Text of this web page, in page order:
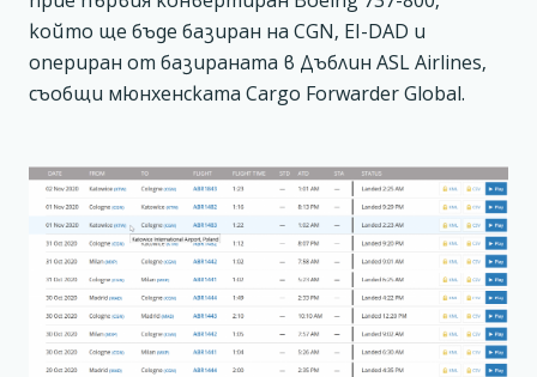
който ще бъде базиран на CGN, EI-DAD и
опериран от базираната в Дъблин ASL Airlines,
съобщи мюнхенската Cargo Forwarder Global.